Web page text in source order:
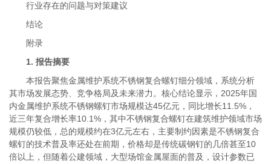
行业存在的问题与对策建议
结论
附录
1. 报告摘要
本报告聚焦金属维护系统不锈钢复合螺钉细分领域，系统分析
其市场发展态势、竞争格局及未来潜力。核心结论显示，2025年国
内金属维护系统不锈钢螺钉市场规模达45亿元，同比增长11.5%，
近三年复合增长率10.1%，其中不锈钢复合螺钉在建筑维护领域市场
规模仍较低，总的规模约在3亿元左右，主要制约因素是不锈钢复合
螺钉的技术普及率还处在前期，价格却是传统碳钢钉的几倍甚至10
倍以上，但随着公建领域，大型场馆金属屋面的普及，设计参数已